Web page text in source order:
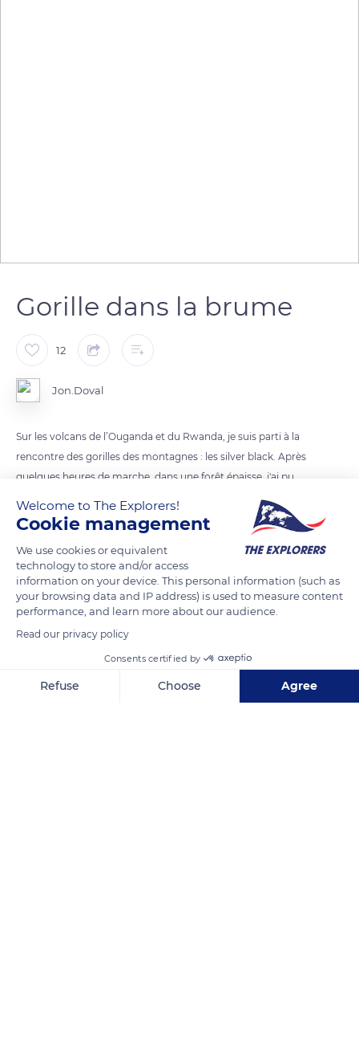
Gorille dans la brume
12
Jon.Doval
Sur les volcans de l’Ouganda et du Rwanda, je suis parti à la
rencontre des gorilles des montagnes : les silver black. Après
quelques heures de marche, dans une forêt épaisse, j'ai pu
exceptionnelle...
READ MORE TRANSLATE
Welcome to The Explorers!
Cookie management
We use cookies or equivalent
technology to store and/or access
information on your device. This personal information (such as
your browsing data and IP address) is used to measure content
performance, and learn more about our audience.
Read our privacy policy
Consents certified by
Refuse Choose Agree